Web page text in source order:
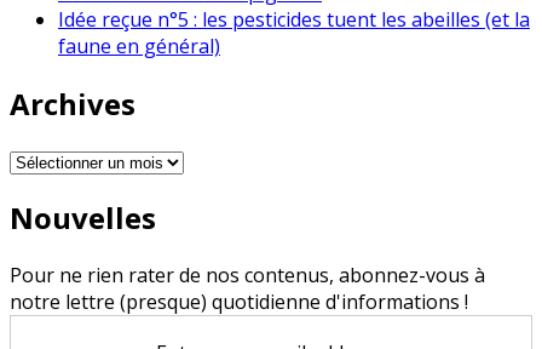
Idée reçue n°5 : les pesticides tuent les abeilles (et la
faune en général)
Archives
Archives
Nouvelles
Pour ne rien rater de nos contenus, abonnez-vous à
notre lettre (presque) quotidienne d'informations !